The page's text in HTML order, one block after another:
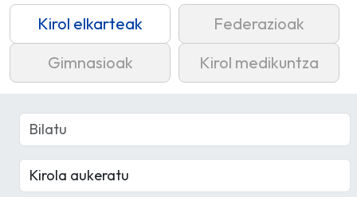
Kirol elkarteak
Federazioak
Gimnasioak
Kirol medikuntza